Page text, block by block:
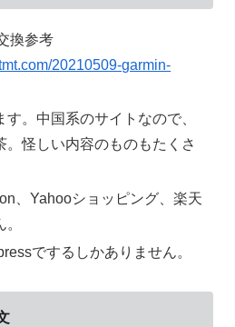
換参考
20210509-garmin-
。中国系のサイトなので、
。怪しい内容のものもたくさ
、Yahooショッピング、楽天
でするしかありません。